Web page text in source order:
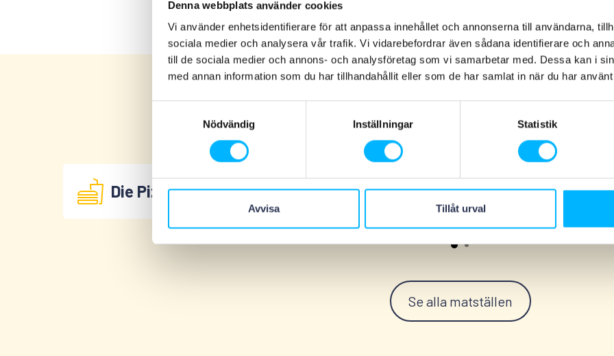
Denna webbplats använder cookies
Vi använder enhetsidentifierare för att anpassa innehållet och annonserna till användarna,
sociala medier och analysera vår trafik. Vi vidarebefordrar även sådana identifierare och
till de sociala medier och annons- och analysföretag som vi samarbetar med. Dessa kan i
med annan information som du har tillhandahållit eller som de har samlat in när du har
Nödvändig
Inställningar Statistik
Avvisa Tillåt urval
Fler matställen
Die Pizzeria Thai-Cottage
Se alla matställen